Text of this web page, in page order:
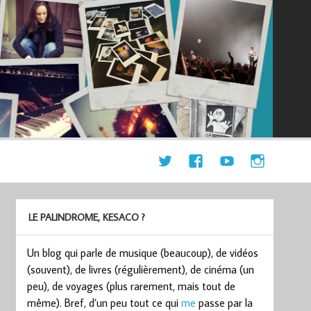
LE PALINDROME, KESACO ?
Un blog qui parle de musique (beaucoup), de vidéos
(souvent), de livres (régulièrement), de cinéma (un
peu), de voyages (plus rarement, mais tout de
même). Bref, d’un peu tout ce quime passe par la